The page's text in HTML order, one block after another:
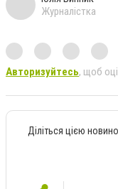
Журналістка
Авторизуйтесь, щоб
Діліться цією